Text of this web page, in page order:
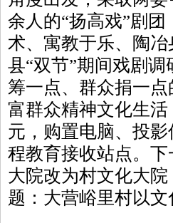
余人的“扬高戏”剧
术、寓教于乐、陶
县“双节”期间戏剧
筹一点、群众捐一
富群众精神文化生
元，购置电脑、投
程教育接收站点。
大院改为村文化大
题：大营峪里村以文